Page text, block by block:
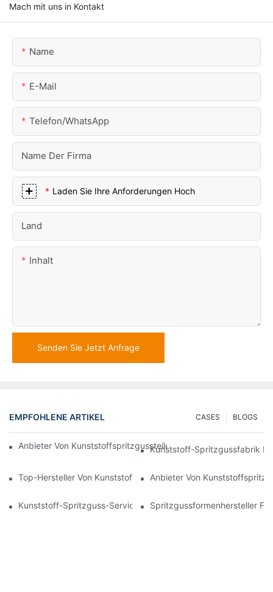
Mach mit uns in Kontakt
Name
E-Mail
Telefon/WhatsApp
Name Der Firma
Laden Sie Ihre Anforderungen Hoch
Land
Inhalt
Senden Sie Jetzt Anfrage
EMPFOHLENE ARTIKEL BLOGS
CASES
Anbieter Von Kunststoffspritzgussteilen Mit Umfassender
Kunststoff-Spritzgussfabrik
Top-Hersteller Von Kunststoffteilen Für Die Elektronik- Und
Anbieter Von
Kunststoff-Spritzguss-Services Für Spezialisierte Branchen
Spritzgussformenhersteller